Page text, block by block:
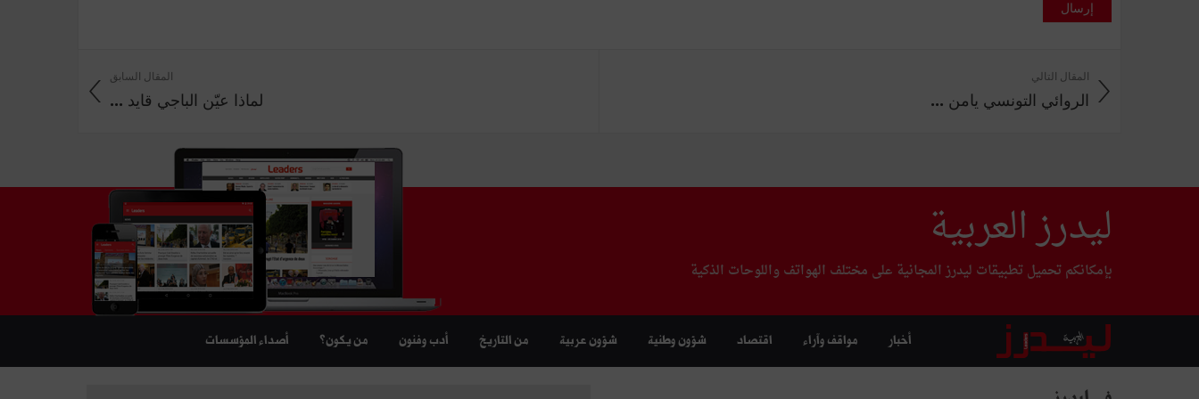
إرسال
المقال السابق
لماذا عيّن الباجي قايد ...
المقال التالي
الروائي التونسي يامن ...
ليدرز العربية
بإمكانكم تحميل تطبيقات ليدرز المجانية على مختلف الهواتف واللوحات الذكية
أخبار مواقف وآراء اقتصاد شؤون وطنية شؤون عربية من التاريخ أدب وفنون من يكون؟ أصداء المؤسسات